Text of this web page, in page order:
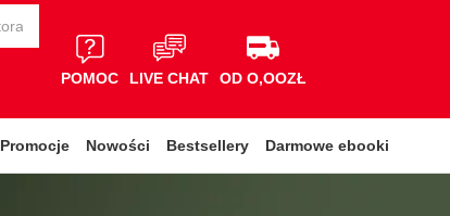
POMOC LIVE CHAT OD O,OOZŁ
Promocje Nowości Bestsellery Darmowe ebooki